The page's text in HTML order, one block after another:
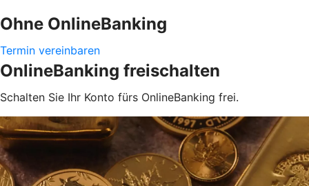
Ohne OnlineBanking
Termin vereinbaren
OnlineBanking freischalten
Schalten Sie Ihr Konto fürs OnlineBanking frei.